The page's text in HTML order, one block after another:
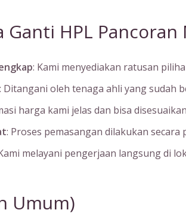
Ganti HPL
: Kami menyediakan ratusan
: Ditangani oleh tenaga ahli yang sudah
harga kami jelas dan bisa
: Proses pemasangan dilakukan
melayani pengerjaan langsung di
Umum)